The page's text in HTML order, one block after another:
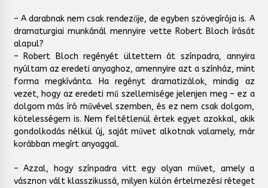
– A darabnak nem csak rendezője, de egyben szövegírója is. A
dramaturgiai munkánál mennyire vette Robert Bloch írását
alapul?
– Robert Bloch regényét ültettem át színpadra, annyira
nyúltam az eredeti anyaghoz, amennyire azt a színház, mint
forma megkívánta. Ha regényt dramatizálok, mindig az
vezet, hogy az eredeti mű szellemisége jelenjen meg – ez a
dolgom más író művével szemben, és ez nem csak dolgom,
kötelességem is. Nem feltétlenül értek egyet azokkal, akik
gondolkodás nélkül új, saját művet alkotnak valamely, már
korábban megírt anyaggal.
– Azzal, hogy színpadra vitt egy olyan művet, amely a
vásznon vált klasszikussá, milyen külön értelmezési réteget